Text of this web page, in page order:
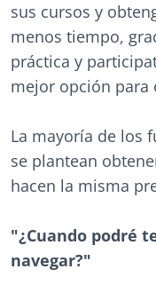
sus cursos y
menos tiempo,
práctica y
mejor opción para
La mayoría de los
se plantean
hacen la misma
"¿Cuando podré
navegar?"